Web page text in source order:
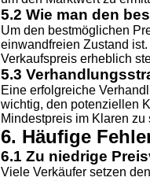
5.2 Wie man den
Um den bestmöglichen
einwandfreien Zustand
Verkaufspreis erheblich
5.3
Eine erfolgreiche
wichtig, den potenziellen
Mindestpreis im Klaren zu
6. Häufige
6.1 Zu niedrige
Viele Verkäufer setzen